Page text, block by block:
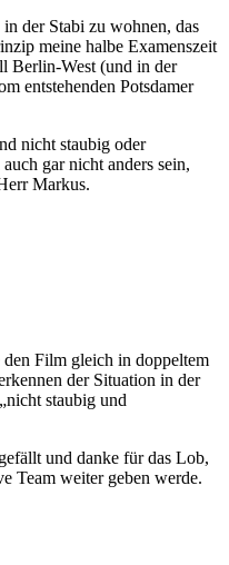
der Stabi zu wohnen, das
meine halbe Examenszeit
Berlin-West (und in der
entstehenden Potsdamer
nicht staubig oder
gar nicht anders sein,
Markus.
den Film gleich in doppeltem
der Situation in der
staubig und
und danke für das Lob,
Team weiter geben werde.